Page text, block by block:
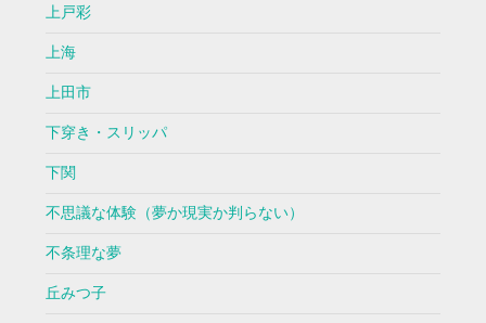
上戸彩
上海
上田市
下穿き・スリッパ
下関
不思議な体験（夢か現実か判らない）
不条理な夢
丘みつ子